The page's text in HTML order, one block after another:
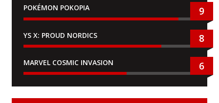
POKÉMON POKOPIA 9
YS X: PROUD NORDICS 8
MARVEL COSMIC INVASION 6